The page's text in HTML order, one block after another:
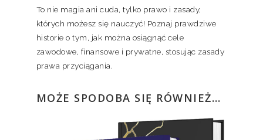
To nie magia ani cuda, tylko prawo i zasady,
których możesz się nauczyć! Poznaj prawdziwe
historie o tym, jak można osiągnąć cele
zawodowe, finansowe i prywatne, stosując zasady
prawa przyciągania.
MOŻE SPODOBA SIĘ RÓWNIEŻ…